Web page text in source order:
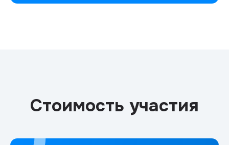
Стоимость участия